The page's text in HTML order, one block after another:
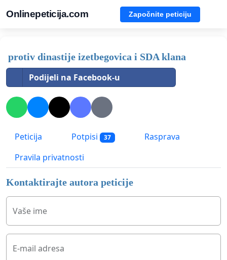
Onlinepeticija.com Započnite peticiju
protiv dinastije izetbegovica i SDA klana
Podijeli na Facebook-u
Peticija Potpisi 37
Rasprava
Pravila privatnosti
Kontaktirajte autora peticije
Vaše ime
E-mail adresa